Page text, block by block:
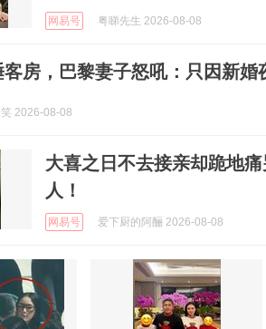
网易号 粤睇先生 2026-08-08
房，巴黎妻子怒吼：只因新婚
2026-08-08
大喜之日不去接亲却跪地
人！
网易号 爱下厨的阿酾 2026-08-08